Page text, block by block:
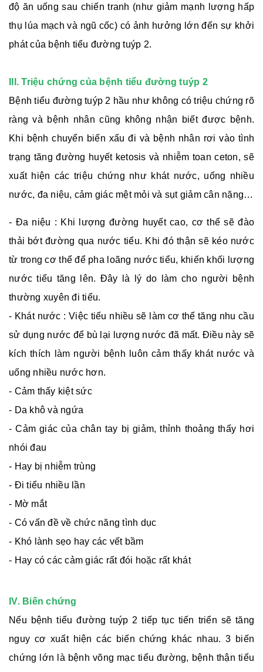
độ ăn uống sau chiến tranh (như giảm mạnh lượng hấp
thụ lúa mạch và ngũ cốc) có ảnh hưởng lớn đến sự khởi
phát của bệnh tiểu đường tuýp 2.
III. Triệu chứng của bệnh tiểu đường tuýp 2
Bệnh tiểu đường tuýp 2 hầu như không có triệu chứng rõ
ràng và bệnh nhân cũng không nhận biết được bệnh.
Khi bệnh chuyển biến xấu đi và bệnh nhân rơi vào tình
trạng tăng đường huyết ketosis và nhiễm toan ceton, sẽ
xuất hiện các triệu chứng như khát nước, uống nhiều
nước, đa niệu, cảm giác mệt mỏi và sụt giảm cân nặng…
- Đa niệu : Khi lượng đường huyết cao, cơ thể sẽ đào
thải bớt đường qua nước tiểu. Khi đó thận sẽ kéo nước
từ trong cơ thể để pha loãng nước tiểu, khiến khối lượng
nước tiểu tăng lên. Đây là lý do làm cho người bệnh
thường xuyên đi tiểu.
- Khát nước : Việc tiểu nhiều sẽ làm cơ thể tăng nhu cầu
sử dụng nước để bù lại lượng nước đã mất. Điều này sẽ
kích thích làm người bệnh luôn cảm thấy khát nước và
uống nhiều nước hơn.
- Cảm thấy kiệt sức
- Da khô và ngứa
- Cảm giác của chân tay bị giảm, thỉnh thoảng thấy hơi
nhói đau
- Hay bị nhiễm trùng
- Đi tiểu nhiều lần
- Mờ mắt
- Có vấn đề về chức năng tình dục
- Khó lành sẹo hay các vết bầm
- Hay có các cảm giác rất đói hoặc rất khát
IV. Biến chứng
Nếu bệnh tiểu đường tuýp 2 tiếp tục tiến triển sẽ tăng
nguy cơ xuất hiện các biến chứng khác nhau. 3 biến
chứng lớn là bệnh võng mạc tiểu đường, bệnh thận tiểu